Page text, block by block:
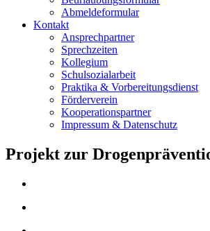
Abmeldeformular
Kontakt
Ansprechpartner
Sprechzeiten
Kollegium
Schulsozialarbeit
Praktika & Vorbereitungsdienst
Förderverein
Kooperationspartner
Impressum & Datenschutz
Projekt zur